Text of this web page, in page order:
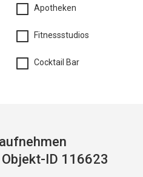
Apotheken
Fitnessstudios
Cocktail Bar
Objekt-ID 116623